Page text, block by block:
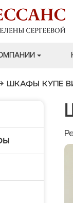
ШКАФЫ КУПЕ